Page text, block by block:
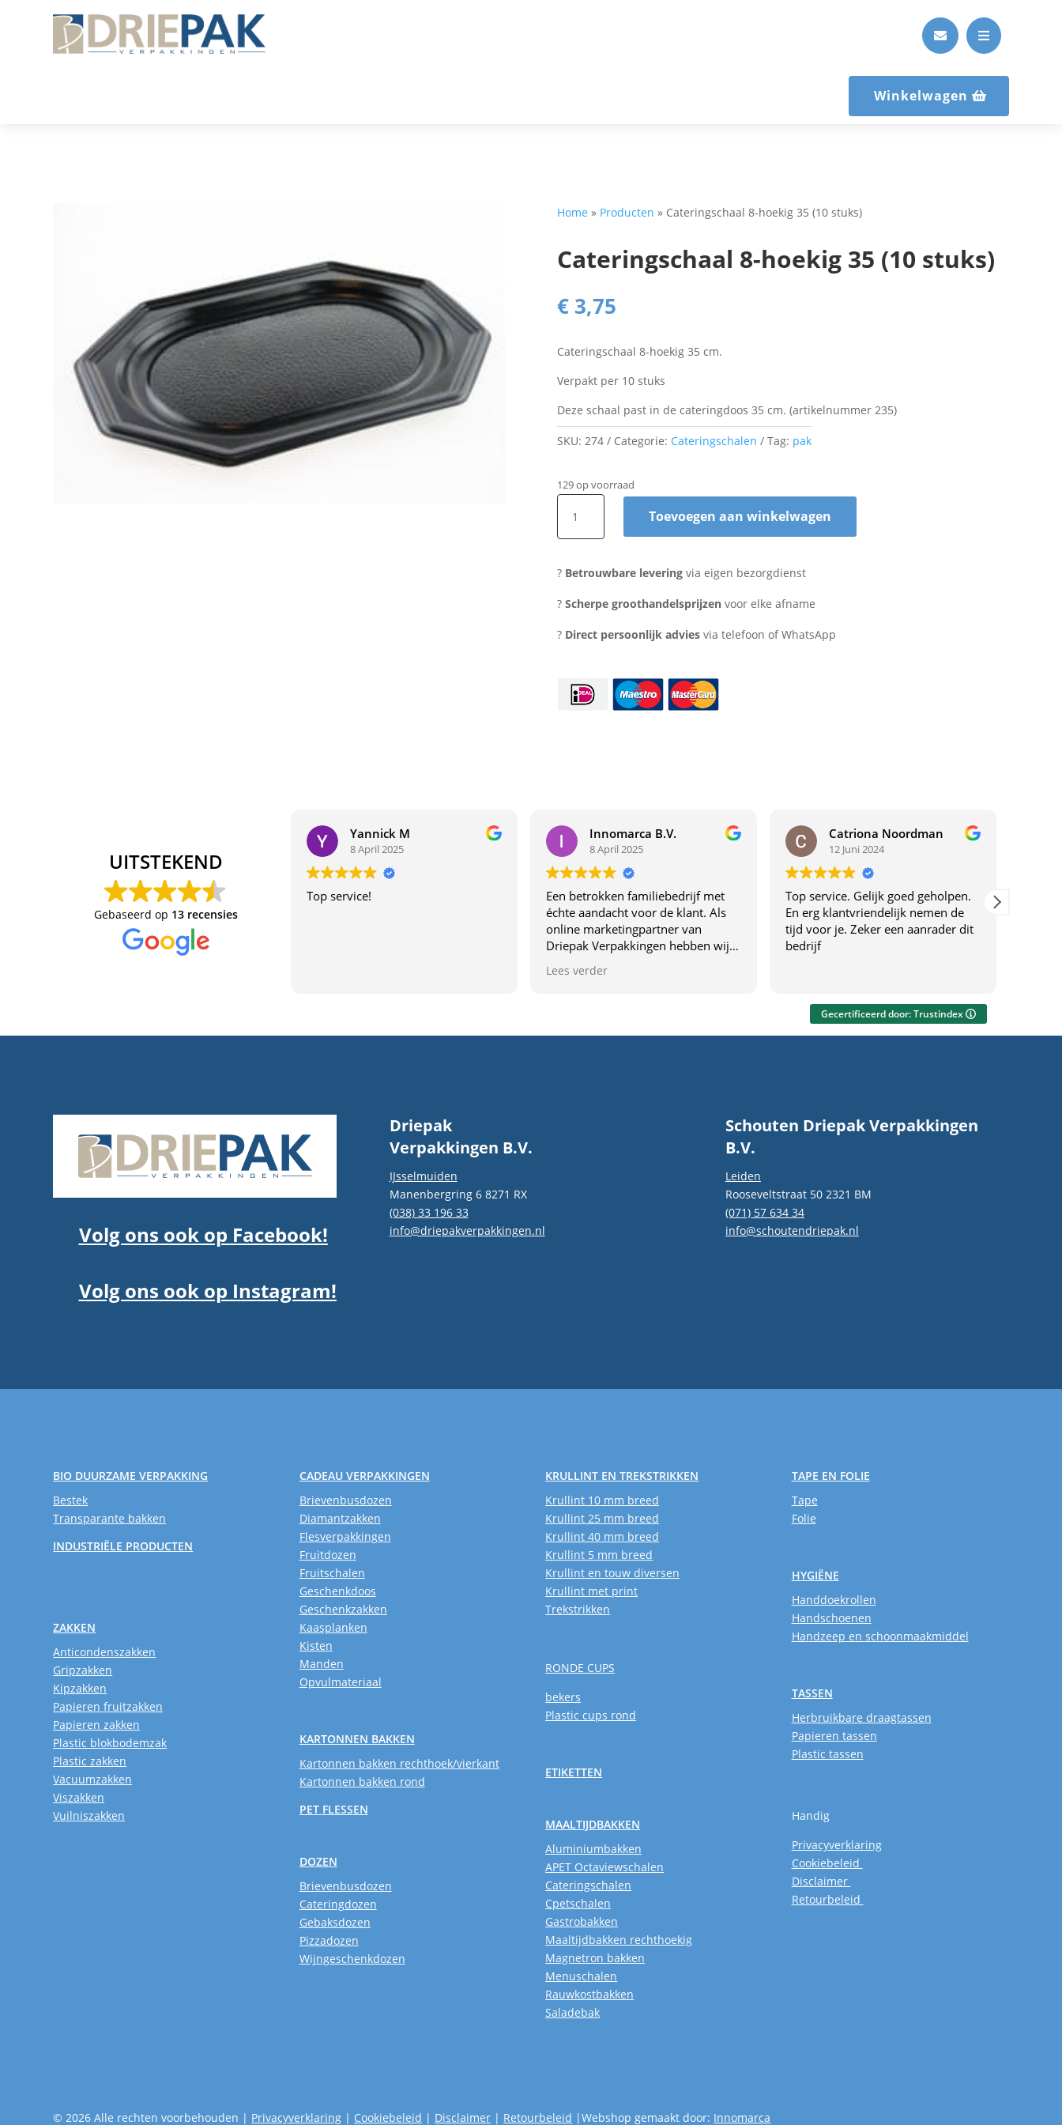
 
Winkelwagen
Home » Producten » Cateringschaal 8-hoekig 35 (10 stuks)
Cateringschaal 8-hoekig 35 (10 stuks)
€ 3,75
Cateringschaal 8-hoekig 35 cm.
Verpakt per 10 stuks
Deze schaal past in de cateringdoos 35 cm. (artikelnummer 235)
SKU:274 Categorie: Cateringschalen Tag: pak
129 op voorraad
Cateringschaal
hoekig
(10
aantal
Toevoegen aan winkelwagen
? Betrouwbare levering via eigen bezorgdienst
?Scherpe groothandelsprijzen voor elke afname
? Direct persoonlijk advies via telefoon of WhatsApp
UITSTEKEND
Gebaseerd op 13 recensies
Yannick M
8 April 2025
Top service!
Innomarca B.V.
8 April 2025
Een betrokken familiebedrijf met
échte aandacht voor de klant. Als
online marketingpartner van
Driepak Verpakkingen hebben wij
uniek maakt. Dit familiebedrijf
Lees verder
Catriona Noordman
12 Juni 2024
Top service. Gelijk goed geholpen.
En erg klantvriendelijk nemen de
tijd voor je. Zeker een aanrader dit
bedrijf
Gecertificeerd door: Trustindex
Volg ons ook op Facebook!
Volg ons ook op Instagram!
Driepak
Verpakkingen B.V.
IJsselmuiden
Manenbergring 6 8271 RX
(038) 33 196 33
info@driepakverpakkingen.nl
Schouten Driepak Verpakkingen
B.V.
Leiden
Rooseveltstraat 50 2321 BM
(071) 57 634 34
info@schoutendriepak.nl
BIO DUURZAME VERPAKKING
Bestek
Transparante bakken
INDUSTRIËLE PRODUCTEN
ZAKKEN
Anticondenszakken
Gripzakken
Kipzakken
Papieren fruitzakken
Papieren zakken
Plastic blokbodemzak
Plastic zakken
Vacuumzakken
Viszakken
Vuilniszakken
CADEAU VERPAKKINGEN
Brievenbusdozen
Diamantzakken
Flesverpakkingen
Fruitdozen
Fruitschalen
Geschenkdoos
Geschenkzakken
Kaasplanken
Kisten
Manden
Opvulmateriaal
KARTONNEN BAKKEN
Kartonnen bakken rechthoek/vierkant
Kartonnen bakken rond
PET FLESSEN
DOZEN
Brievenbusdozen
Cateringdozen
Gebaksdozen
Pizzadozen
Wijngeschenkdozen
KRULLINT EN TREKSTRIKKEN
Krullint 10 mm breed
Krullint 25 mm breed
Krullint 40 mm breed
Krullint 5 mm breed
Krullint en touw diversen
Krullint met print
Trekstrikken
RONDE CUPS
bekers
Plastic cups rond
ETIKETTEN
MAALTIJDBAKKEN
Aluminiumbakken
APET Octaviewschalen
Cateringschalen
Cpetschalen
Gastrobakken
Maaltijdbakken rechthoekig
Magnetron bakken
Menuschalen
Rauwkostbakken
Saladebak
TAPE EN FOLIE
Tape
Folie
HYGIËNE
Handdoekrollen
Handschoenen
Handzeep en schoonmaakmiddel
TASSEN
Herbruikbare draagtassen
Papieren tassen
Plastic tassen
Handig
Privacyverklaring
Cookiebeleid
Disclaimer
Retourbeleid
© 2026 Alle rechten voorbehouden | Privacyverklaring | Cookiebeleid | Disclaimer | Retourbeleid |Webshop gemaakt door: Innomarca